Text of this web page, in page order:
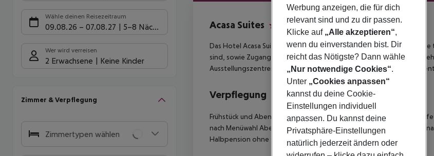
Wähle deinen Reisezeitraum
09.08.26 – 07.08.27 5-8 Nächte
Wer wird verreisen
2 Erwachsene Keine Kinder
Zimmer & Verpflegung
Zimmertypen wählen
Hotelbeschreibung
Acasa Suites
Das Hotel Acasa Suites bietet geräumige Hotelzimmer und Suiten,
sind, sowie Zugang zu unserem exklusiven Fitnessstudio und Spa in
Ausstellungszentren von Zürich und zwischen Flughafen und
Verpflegung
Frühstück und Abendessen Frühstück und Mittagessen
nach Menüwahl Abendessen à la carte Abendessen nach Menüwahl
Halbpension ohne Getränke
Werbung anzeigen, die für dich
relevant sind und zu dir passen.
Klicke auf „Alle akzeptieren“,
wenn du einverstanden bist. Dir
reicht das Nötigste? Dann wähle
„Nur notwendige Cookies“.
Unter „Cookies anpassen“
kannst du deine Cookie-
Einstellungen individuell
anpassen. Du kannst deine
Privatsphäre-Einstellungen
natürlich jederzeit ändern oder